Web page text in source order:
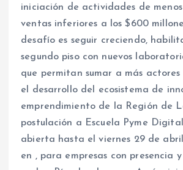
iniciación de actividades de
ventas inferiores a los $600
desafío es seguir creciendo,
segundo piso con nuevos
que permitan sumar a más
el desarrollo del ecosistema de
emprendimiento de la Región de
postulación a Escuela Pyme
abierta hasta el viernes 29 de
en , para empresas con presencia